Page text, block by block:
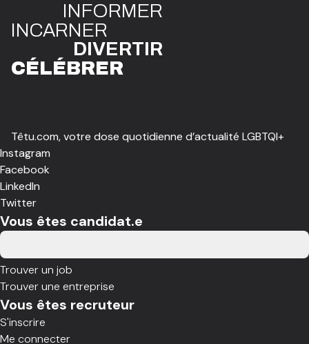
INFORMER
INCARNER
DIVERTIR
CÉLÉBRER
Têtu.com, votre dose quotidienne d’actualité LGBTQI+
Instagram
Facebook
LinkedIn
Twitter
Vous êtes candidat.e
Trouver un job
Trouver une entreprise
Vous êtes recruteur
S'inscrire
Me connecter